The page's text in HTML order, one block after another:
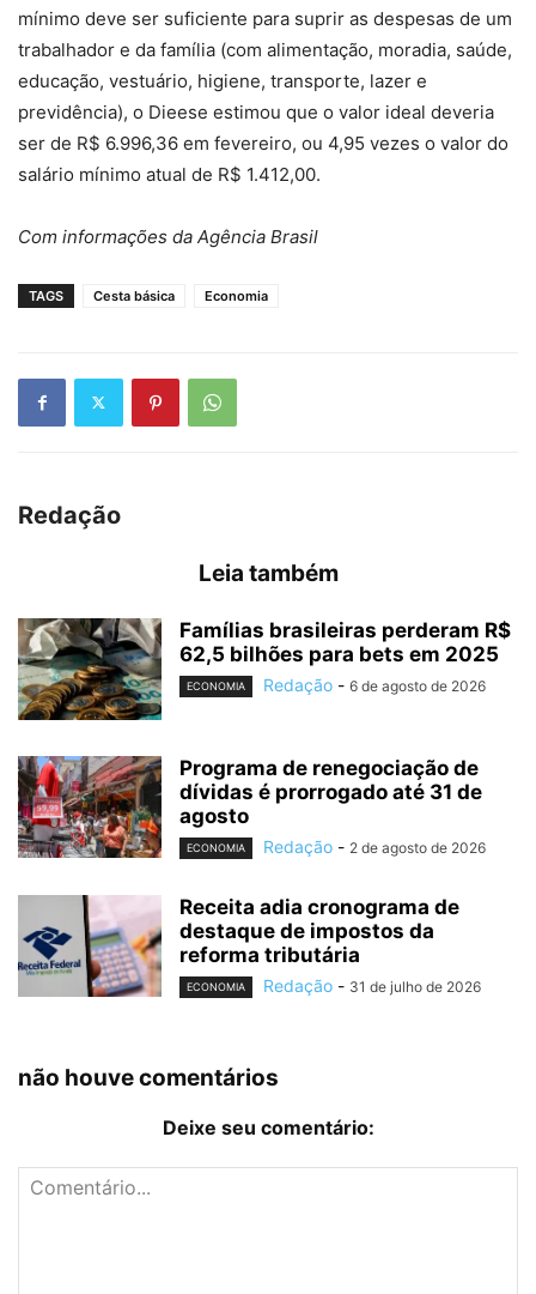
mínimo deve ser suficiente para suprir as despesas de um
trabalhador e da família (com alimentação, moradia, saúde,
educação, vestuário, higiene, transporte, lazer e
previdência), o Dieese estimou que o valor ideal deveria
ser de R$ 6.996,36 em fevereiro, ou 4,95 vezes o valor do
salário mínimo atual de R$ 1.412,00.
Com informações da Agência Brasil
TAGS Cesta básica Economia
Redação
Leia também
Famílias brasileiras perderam R$
62,5 bilhões para bets em 2025
ECONOMIA Redação - 6 de agosto de 2026
Programa de renegociação de
dívidas é prorrogado até 31 de
agosto
ECONOMIA Redação - 2 de agosto de 2026
Receita adia cronograma de
destaque de impostos da
reforma tributária
ECONOMIA Redação - 31 de julho de 2026
não houve comentários
Deixe seu comentário: